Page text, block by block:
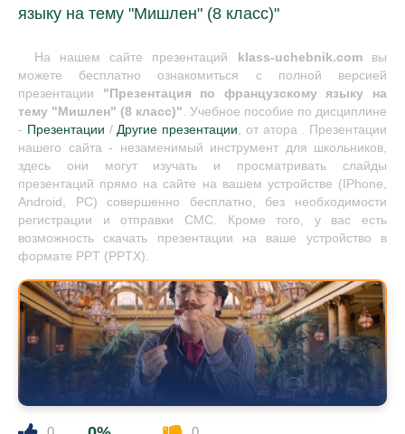
языку на тему "Мишлен" (8 класс)"
На нашем сайте презентаций klass-uchebnik.comвы
можете бесплатно ознакомиться с полной версией
презентации "Презентация по французскому языку на
тему "Мишлен" (8 класс)". Учебное пособие по дисциплине
- Презентации /Другие презентации, от атора . Презентации
нашего сайта - незаменимый инструмент для школьников,
здесь они могут изучать и просматривать слайды
презентаций прямо на сайте на вашем устройстве (IPhone,
Android, PC) совершенно бесплатно, без необходимости
регистрации и отправки СМС. Кроме того, у вас есть
возможность скачать презентации на ваше устройство в
формате PPT (PPTX).